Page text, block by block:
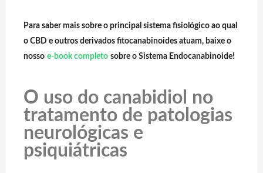
Para saber mais sobre o principal sistema fisiológico ao qual
o CBD e outros derivados fitocanabinoides atuam, baixe o
nosso e-book completo sobre o Sistema Endocanabinoide!
O uso do canabidiol no
tratamento de patologias
neurológicas e
psiquiátricas